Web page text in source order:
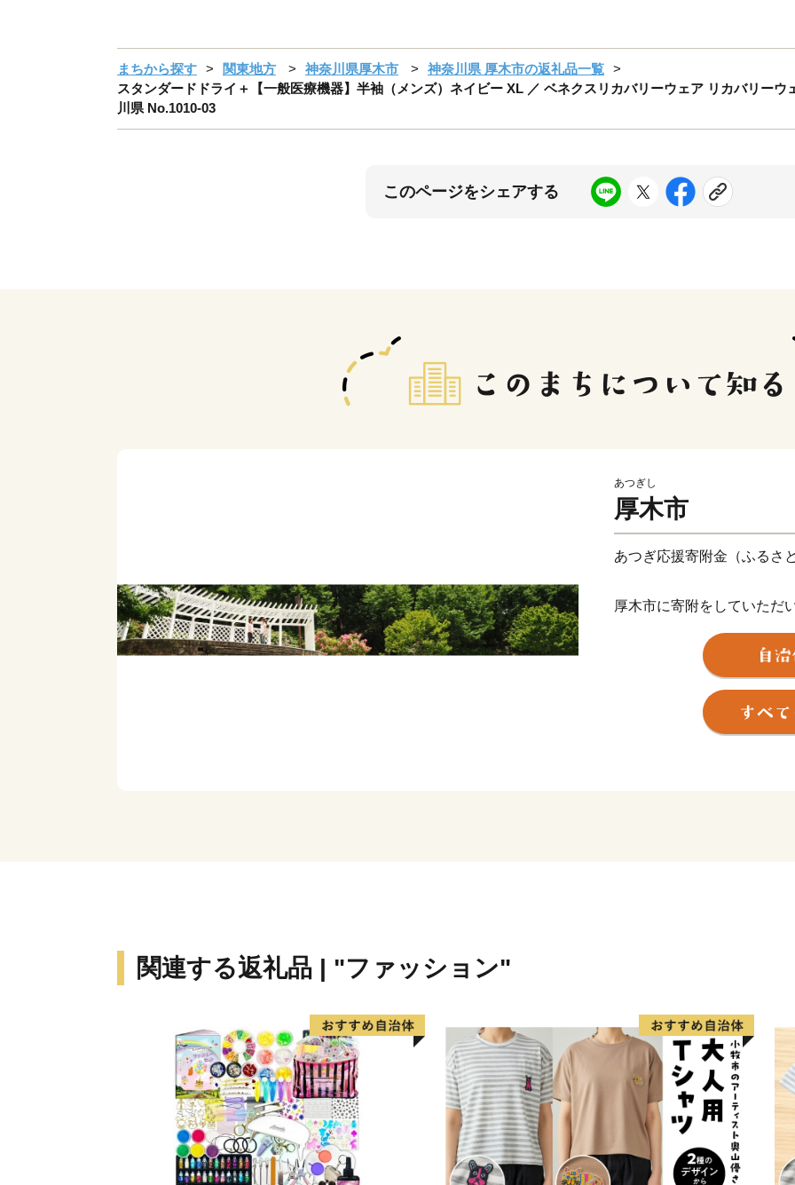
まちから探す 関東地方 神奈川県厚木市
神奈川県 厚木市の返礼品一覧
スタンダードドライ＋【一般医療機器】半袖（メンズ）ネイビー XL ／ ベネクスリカバリーウェア リカバリー
川県 No.1010-03
このページをシェアする
あつぎし
厚木市
あつぎ応援寄附金（ふるさ
厚木市に寄附をしていただ
返礼品（厚木市内の魅力あ
ご希望される返礼品によっ
注意ください。
で、あらかじめ御了承願い
※返礼品の送付は、厚木市
す。
※返礼品の写真はイメージ
※書類につきましては圧着
けはいたしませんのでご注
関連する返礼品 | "ファッション"